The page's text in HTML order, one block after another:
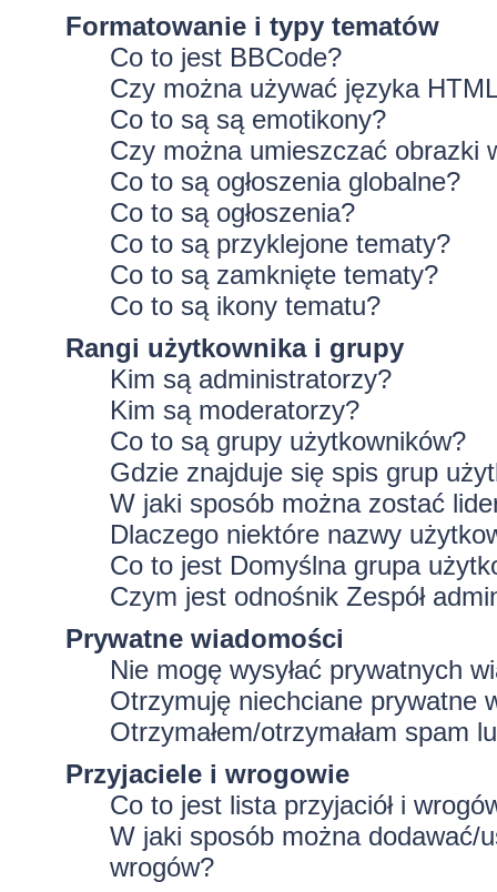
Formatowanie i typy tematów
Co to jest BBCode?
Czy można używać języka
Co to są są emotikony?
Czy można umieszczać obrazki
Co to są ogłoszenia globalne?
Co to są ogłoszenia?
Co to są przyklejone tematy?
Co to są zamknięte tematy?
Co to są ikony tematu?
Rangi użytkownika i grupy
Kim są administratorzy?
Kim są moderatorzy?
Co to są grupy użytkowników?
Gdzie znajduje się spis grup
W jaki sposób można zostać
Dlaczego niektóre nazwy
Co to jest Domyślna grupa
Czym jest odnośnik Zespół
Prywatne wiadomości
Nie mogę wysyłać prywatnych
Otrzymuję niechciane prywatne
Otrzymałem/otrzymałam spam
Przyjaciele i wrogowie
Co to jest lista przyjaciół i
W jaki sposób można dodawać/
wrogów?